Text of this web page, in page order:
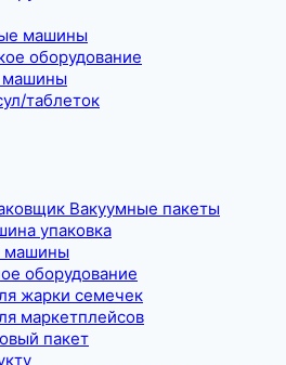
машины
оборудование
машины
таблеток
Вакуумные пакеты
упаковка
машины
оборудование
жарки семечек
маркетплейсов
пакет